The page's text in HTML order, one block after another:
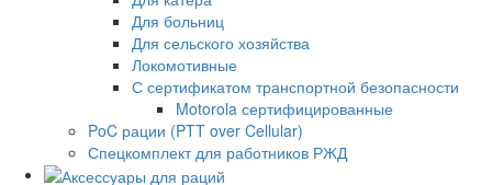
Для больниц
Для сельского хозяйства
Локомотивные
С сертификатом транспортной безопасности
Motorola сертифицированные
PoC рации (PTT over Cellular)
Спецкомплект для работников РЖД